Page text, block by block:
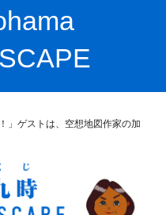
」ゲストは、空想地図作家の加